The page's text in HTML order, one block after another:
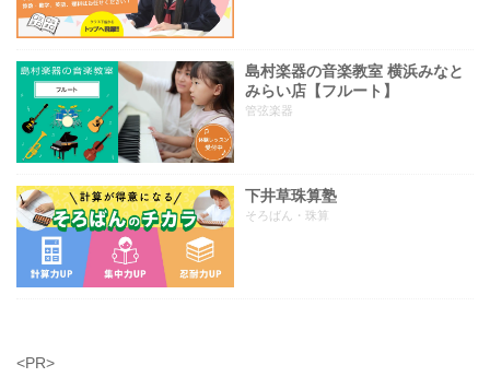
島村楽器の音楽教室 横浜みなと
みらい店【フルート】
管弦楽器
下井草珠算塾
そろばん・珠算
<PR>